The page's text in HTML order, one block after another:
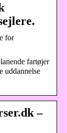
for
fartøjer
uddannelse
–